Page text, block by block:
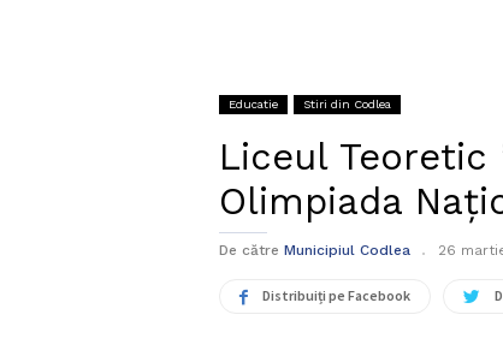
Educatie Stiri din Codlea
Liceul Teoretic
Olimpiada
De către Municipiul Codlea 26
Distribuiți pe Facebook